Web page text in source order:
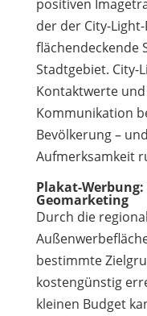
positiven
der der City-
flächendeckende
Stadtgebiet. City-
Kontaktwerte
Kommunikation
Bevölkerung –
Aufmerksamkeit
Plakat-
Geomarketing
Durch die
bestimmte
kostengünstig
kleinen Budget